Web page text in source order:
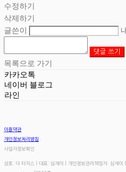
수정하기
삭제하기
글쓴이
댓글 쓰기
목록으로 가기
카카오톡
네이버 블로그
라인
이용약관
개인정보처리방침
사업자정보확인
상호: 더 터치스 | 대표: 심재이 | 개인정보관리책임자: 심재